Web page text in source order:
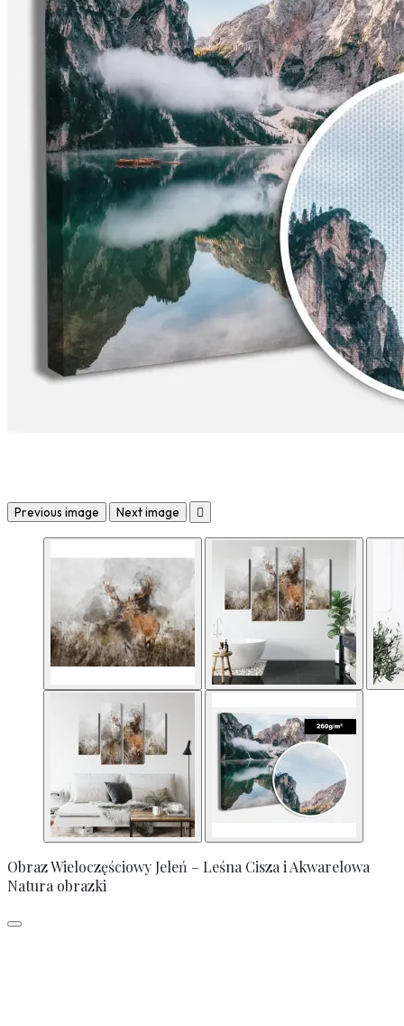
Previous image Next image 
Obraz Wieloczęściowy Jeleń – Leśna Cisza i Akwarelowa
Natura obrazki